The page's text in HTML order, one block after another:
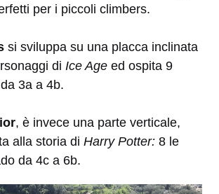
per i piccoli climbers.
si sviluppa su una placca inclinata
di Ice Age ed ospita 9
3a a 4b.
, è invece una parte verticale,
alla storia di Harry Potter: 8 le
da 4c a 6b.